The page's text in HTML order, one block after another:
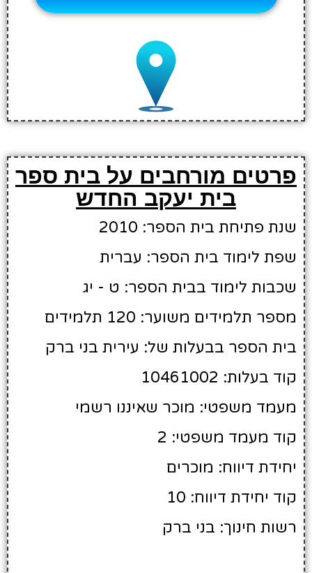
פרטים מורחבים על בית ספר
בית יעקב החדש
שנת פתיחת בית הספר: 2010
שפת לימוד בית הספר: עברית
שכבות לימוד בבית הספר: ט - יג
מספר תלמידים משוער: 120 תלמידים
בית הספר בבעלות של: עירית בני ברק
קוד בעלות: 10461002
מעמד משפטי: מוכר שאיננו רשמי
קוד מעמד משפטי: 2
יחידת דיווח: מוכרים
קוד יחידת דיווח: 10
רשות חינוך: בני ברק